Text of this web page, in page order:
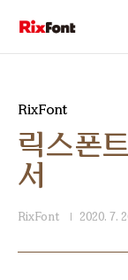
RixFont
릭스폰
서
RixFont 2020. 7.